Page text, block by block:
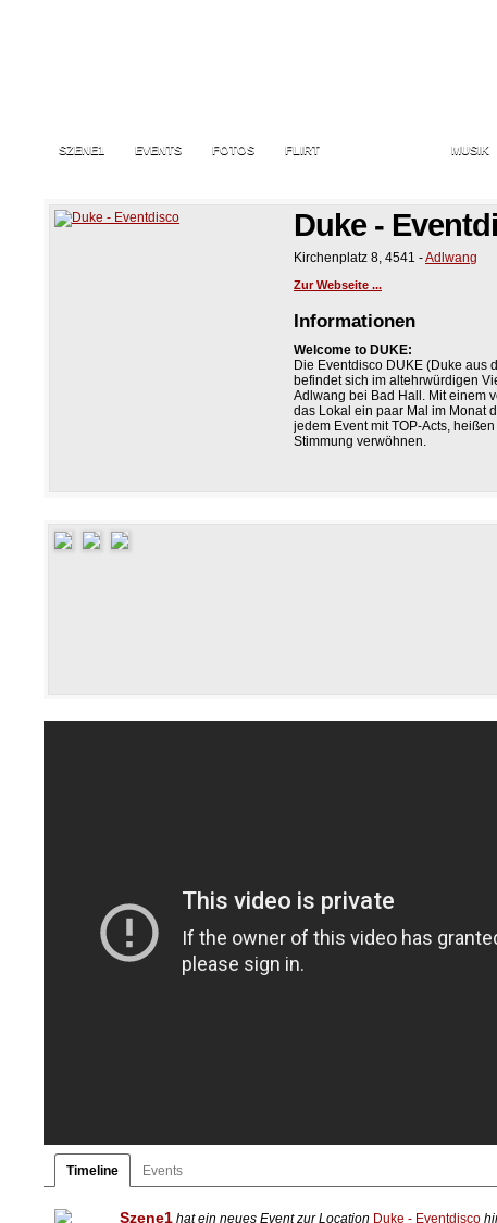
SZENE1 EVENTS FOTOS FLIRT MUSIK
Duke -
Kirchenplatz 8 4541 -Adlwang
Zur Webseite ...
Informationen
Welcome to DUKE:
Die Eventdisco DUKE (Duke aus
befindet sich im altehrwürdigen
Adlwang bei Bad Hall. Mit einem
das Lokal ein paar Mal im Monat
jedem Event mit TOP-Acts,
Stimmung verwöhnen.
Zur Orientierung welche
Timeline Events
Szene1 hat ein neues Event zur Location Duke - Eventdisco